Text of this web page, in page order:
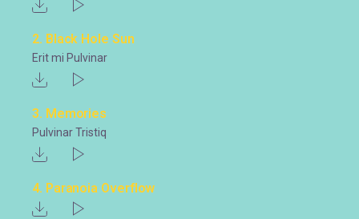
2 Black Hole Sun
Erit mi Pulvinar
3 Memories
Pulvinar Tristiq
4 Paranoia Overflow